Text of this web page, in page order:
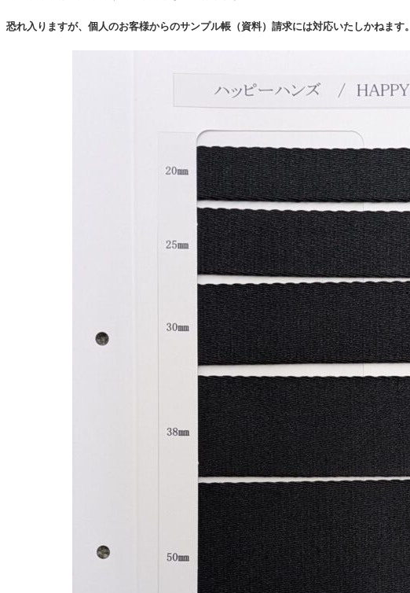
恐れ入りますが、個人のお客様からのサンプル帳（資料）請求には対応いたしかねます。